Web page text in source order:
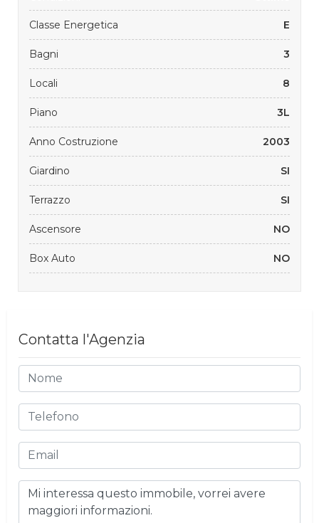
Classe Energetica E
Bagni 3
Locali 8
Piano 3L
Anno Costruzione 2003
Giardino SI
Terrazzo SI
Ascensore NO
Box Auto NO
Contatta l'Agenzia